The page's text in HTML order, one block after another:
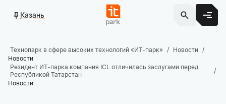
Казань
Технопарк в сфере высоких технологий «ИТ-парк»
Новости
Новости
Резидент ИТ-парка компания ICL отличилась заслугами перед
Республикой Татарстан
Новости